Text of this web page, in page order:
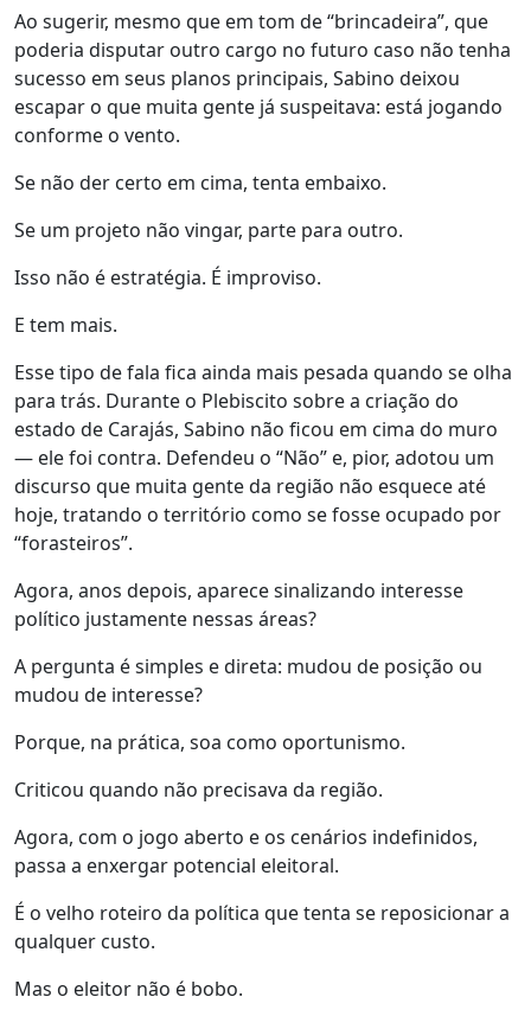
Ao sugerir, mesmo que em tom de “brincadeira”, que
poderia disputar outro cargo no futuro caso não tenha
sucesso em seus planos principais, Sabino deixou
escapar o que muita gente já suspeitava: está jogando
conforme o vento.
Se não der certo em cima, tenta embaixo.
Se um projeto não vingar, parte para outro.
Isso não é estratégia. É improviso.
E tem mais.
Esse tipo de fala fica ainda mais pesada quando se olha
para trás. Durante o Plebiscito sobre a criação do
estado de Carajás, Sabino não ficou em cima do muro
— ele foi contra. Defendeu o “Não” e, pior, adotou um
discurso que muita gente da região não esquece até
hoje, tratando o território como se fosse ocupado por
“forasteiros”.
Agora, anos depois, aparece sinalizando interesse
político justamente nessas áreas?
A pergunta é simples e direta: mudou de posição ou
mudou de interesse?
Porque, na prática, soa como oportunismo.
Criticou quando não precisava da região.
Agora, com o jogo aberto e os cenários indefinidos,
passa a enxergar potencial eleitoral.
É o velho roteiro da política que tenta se reposicionar a
qualquer custo.
Mas o eleitor não é bobo.